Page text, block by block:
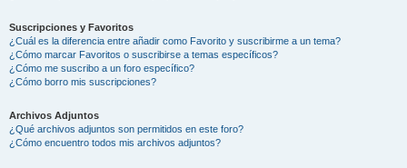
Suscripciones y Favoritos
¿Cuál es la diferencia entre añadir como Favorito y suscribirme a un tema?
¿Cómo marcar Favoritos o suscribirse a temas específicos?
¿Cómo me suscribo a un foro específico?
¿Cómo borro mis suscripciones?
Archivos Adjuntos
¿Qué archivos adjuntos son permitidos en este foro?
¿Cómo encuentro todos mis archivos adjuntos?